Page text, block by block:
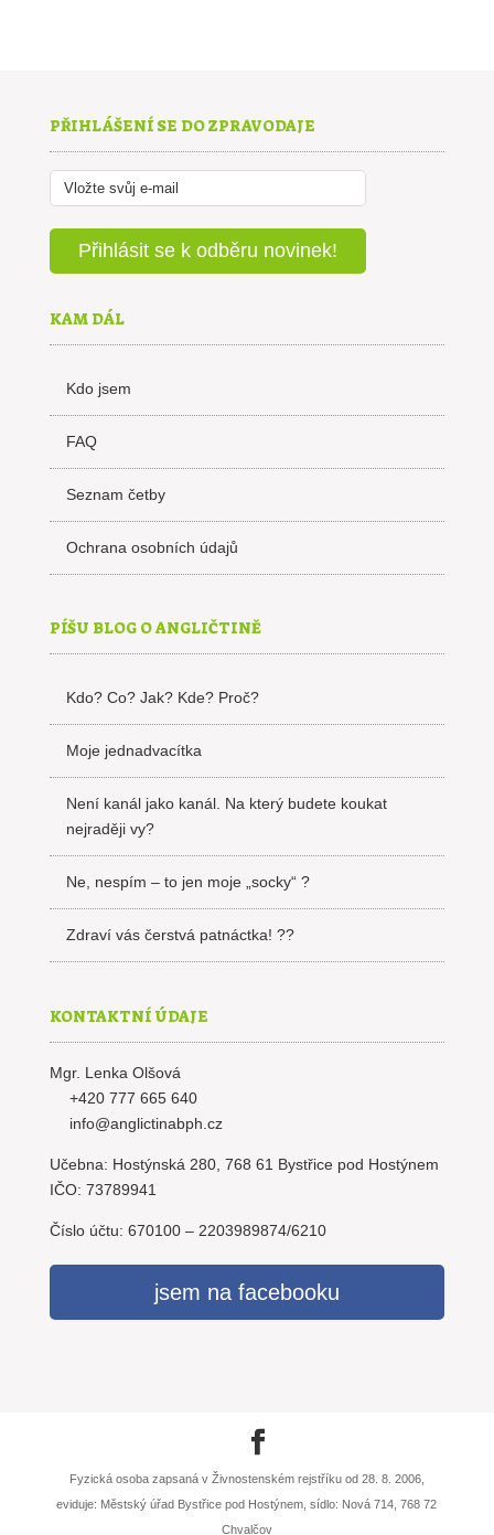
PŘIHLÁŠENÍ SE DO ZPRAVODAJE
KAM DÁL
Kdo jsem
FAQ
Seznam četby
Ochrana osobních údajů
PÍŠU BLOG O ANGLIČTINĚ
Kdo? Co? Jak? Kde? Proč?
Moje jednadvacítka
Není kanál jako kanál. Na který budete koukat
nejraději vy?
Ne, nespím – to jen moje „socky“ ?
Zdraví vás čerstvá patnáctka! ??
KONTAKTNÍ ÚDAJE
Mgr. Lenka Olšová
+420 777 665 640
info@anglictinabph.cz
Učebna: Hostýnská 280, 768 61 Bystřice pod Hostýnem
IČO: 73789941
Číslo účtu: 670100 – 2203989874/6210
jsem na facebooku
Fyzická osoba zapsaná v Živnostenském rejstříku od 28. 8. 2006,
eviduje: Městský úřad Bystřice pod Hostýnem, sídlo: Nová 714, 768 72
Chvalčov